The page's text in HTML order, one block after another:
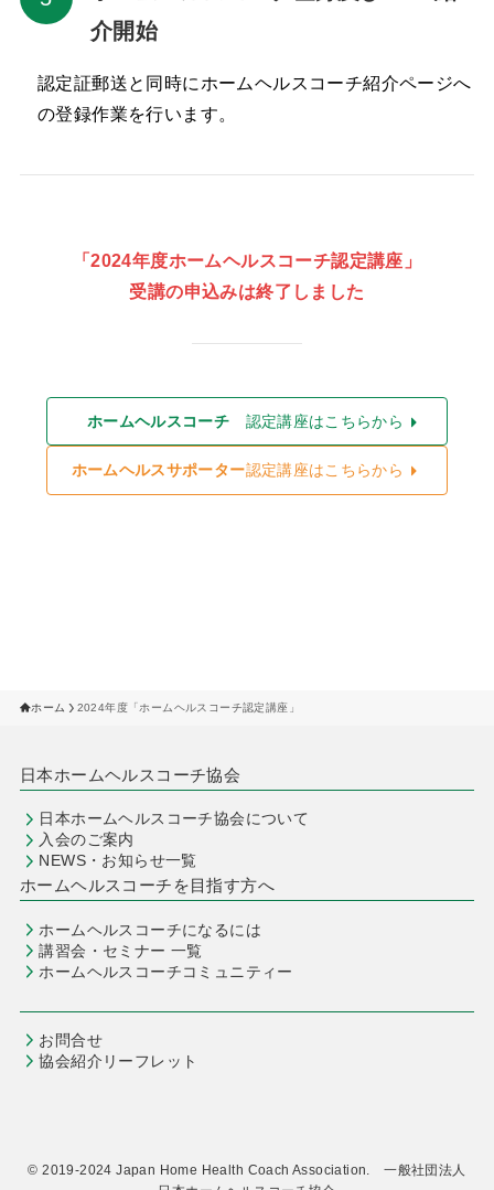
介開始
認定証郵送と同時にホームヘルスコーチ紹介ページへ
の登録作業を行います。
「2024年度ホームヘルスコーチ認定講座」
受講の申込みは終了しました
ホームヘルスコーチ 認定講座はこちらから
ホームヘルスサポーター認定講座はこちらから
ホーム 2024年度「ホームヘルスコーチ認定講座」
日本ホームヘルスコーチ協会
日本ホームヘルスコーチ協会について
入会のご案内
NEWS・お知らせ一覧
ホームヘルスコーチを目指す方へ
ホームヘルスコーチになるには
講習会・セミナー 一覧
ホームヘルスコーチコミュニティー
お問合せ
協会紹介リーフレット
© 2019-2024 Japan Home Health Coach Association. 一般社団法人